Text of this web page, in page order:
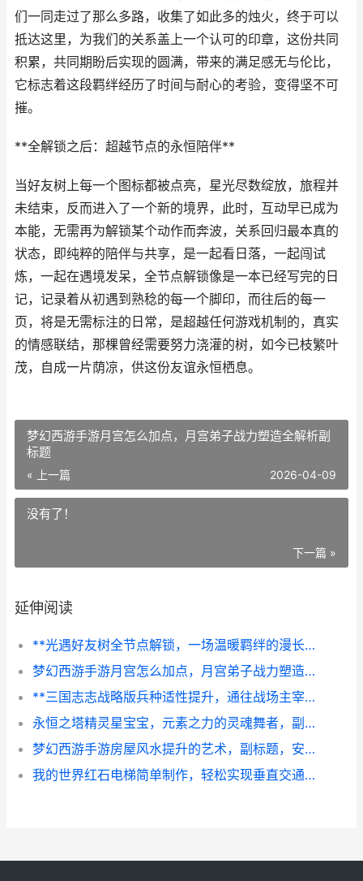
们一同走过了那么多路，收集了如此多的烛火，终于可以
抵达这里，为我们的关系盖上一个认可的印章，这份共同
积累，共同期盼后实现的圆满，带来的满足感无与伦比，
它标志着这段羁绊经历了时间与耐心的考验，变得坚不可
摧。
**全解锁之后：超越节点的永恒陪伴**
当好友树上每一个图标都被点亮，星光尽数绽放，旅程并
未结束，反而进入了一个新的境界，此时，互动早已成为
本能，无需再为解锁某个动作而奔波，关系回归最本真的
状态，即纯粹的陪伴与共享，是一起看日落，一起闯试
炼，一起在遇境发呆，全节点解锁像是一本已经写完的日
记，记录着从初遇到熟稔的每一个脚印，而往后的每一
页，将是无需标注的日常，是超越任何游戏机制的，真实
的情感联结，那棵曾经需要努力浇灌的树，如今已枝繁叶
茂，自成一片荫凉，供这份友谊永恒栖息。
梦幻西游手游月宫怎么加点，月宫弟子战力塑造全解析副
标题
« 上一篇 2026-04-09
没有了！
下一篇 »
延伸阅读
**光遇好友树全节点解锁，一场温暖羁绊的漫长旅程，副标题，从星火到璀璨的完整心灵图谱**
梦幻西游手游月宫怎么加点，月宫弟子战力塑造全解析副标题
**三国志志战略版兵种适性提升，通往战场主宰的进阶之路，副标题，精研兵种以定天下大势**
永恒之塔精灵星宝宝，元素之力的灵魂舞者，副标题，精灵使者的战斗艺术与羁绊诗篇
梦幻西游手游房屋风水提升的艺术，副标题，安居乐业的风水奥秘
我的世界红石电梯简单制作，轻松实现垂直交通的副标题